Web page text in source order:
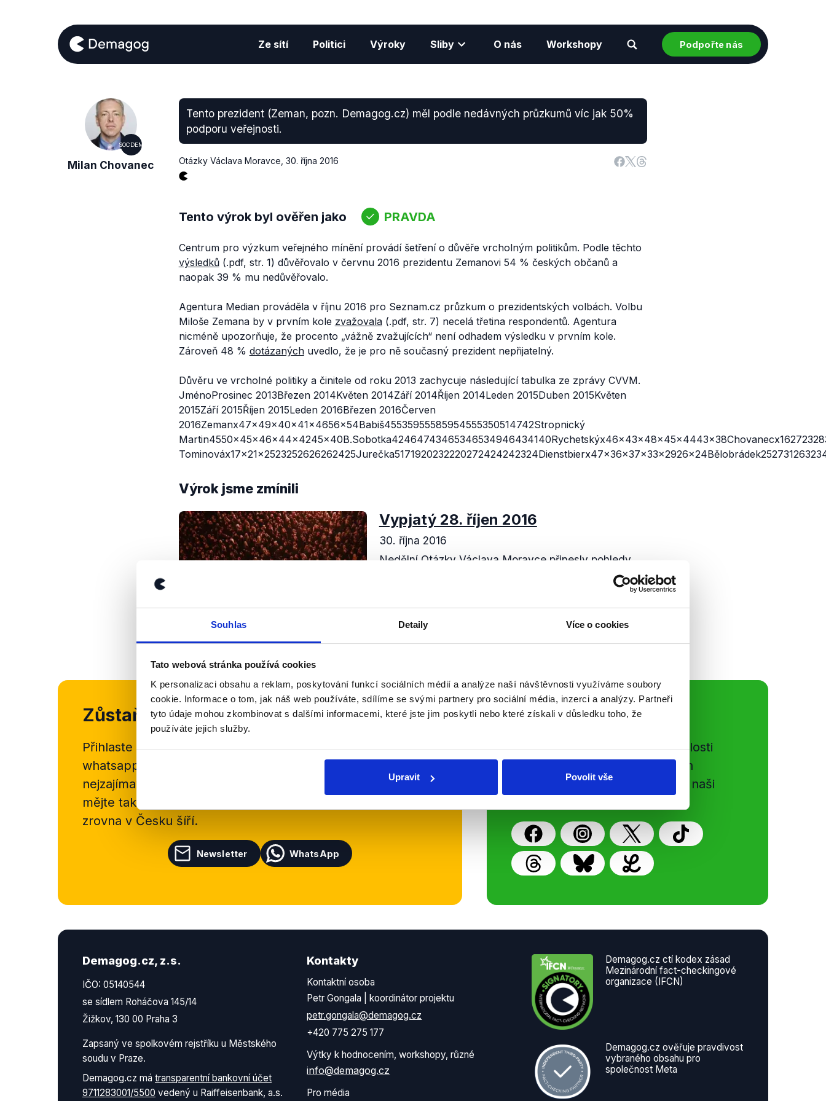
Souhlas Detaily Více o cookies
Tato webová stránka používá cookies
K personalizaci obsahu a reklam, poskytování funkcí sociálních médií a analýze naší návštěvnosti využíváme soubory
cookie. Informace o tom, jak náš web používáte, sdílíme se svými partnery pro sociální média, inzerci a analýzy. Partneři
tyto údaje mohou zkombinovat s dalšími informacemi, které jste jim poskytli nebo které získali v důsledku toho, že
používáte jejich služby.
Upravit Povolit vše
Ze sítí Politici Výroky Sliby O nás Workshopy Podpořte nás
SOCDEM
Milan Chovanec
Tento prezident (Zeman, pozn. Demagog.cz) měl podle nedávných průzkumů víc jak 50%
podporu veřejnosti.
Otázky Václava Moravce 30. října 2016
Tento výrok byl ověřen jako PRAVDA
Centrum pro výzkum veřejného mínění provádí šetření o důvěře vrcholným politikům. Podle těchto
výsledků(.pdf, str. 1) důvěřovalo v červnu 2016 prezidentu Zemanovi 54 % českých občanů a
naopak 39 % mu nedůvěřovalo.
Agentura Median prováděla v říjnu 2016 pro Seznam.cz průzkum o prezidentských volbách. Volbu
Miloše Zemana by v prvním kole zvažovala(.pdf, str. 7) necelá třetina respondentů. Agentura
nicméně upozorňuje, že procento „vážně zvažujících“není odhadem výsledku v prvním kole.
Zároveň 48 % dotázanýchuvedlo, že je pro ně současný prezident nepřijatelný.
Důvěru ve vrcholné politiky a činitele od roku 2013 zachycuje následující tabulka ze zprávy CVVM.
JménoProsinec 2013Březen 2014Květen 2014Září 2014Říjen 2014Leden 2015Duben 2015Květen
2015Září 2015Říjen 2015Leden 2016Březen 2016Červen
2016Zemanx47x49x40x41x4656x54Babiš45535955585954555350514742Stropnický
Výrok jsme zmínili
OVĚŘENO
Vypjatý 28. říjen 2016
30. října 2016
Nedělní Otázky Václava Moravce přinesly pohledy
Číst dál
Zůstaňme v kontaktu
Přihlaste se k odběru našehonewsletteru nebo
whatsappového kanálu, kde pravidelně přinášíme shrnutí
nejzajímavějších článků a analýz. Začněte nás odebírat, a
mějte tak přehled o tom, jaké dezinformace a nepravdy se
zrovna v Česku šíří.
Newsletter WhatsApp
Sociální sítě
Nenechte si ujít nejnovější události
z Demagog.cz. Sdílením našich
příspěvků přátelům podpoříte naši
Demagog.cz, z.s.
IČO: 05140544
se sídlem Roháčova 145/14
Žižkov, 130 00 Praha 3
Zapsaný ve spolkovém rejstříku u Městského
soudu v Praze.
Demagog.cz má transparentní bankovní účet
9711283001/5500 vedený u Raiffeisenbank, a.s.
Kontakty
Kontaktní osoba
Petr Gongala | koordinátor projektu
petr.gongala@demagog.cz
+420 775 275 177
Výtky k hodnocením, workshopy, různé
info@demagog.cz
Pro média
Demagog.cz ctí kodex zásad
Mezinárodní fact-checkingové
organizace (IFCN)
Demagog.cz ověřuje pravdivost
vybraného obsahu pro
společnost Meta